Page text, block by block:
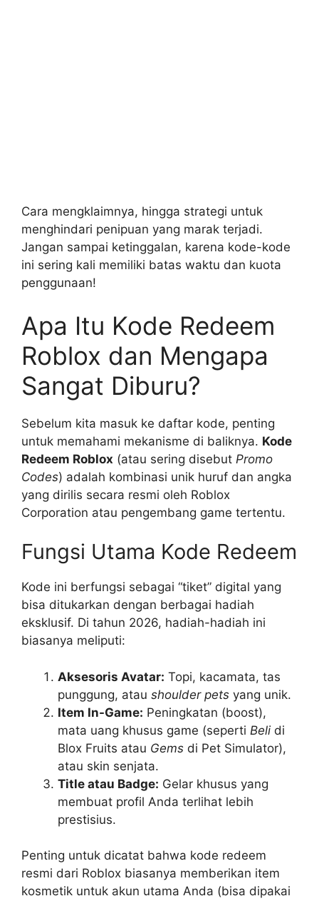
Cara mengklaimnya, hingga strategi untuk
menghindari penipuan yang marak terjadi.
Jangan sampai ketinggalan, karena kode-kode
ini sering kali memiliki batas waktu dan kuota
penggunaan!
Apa Itu Kode Redeem
Roblox dan Mengapa
Sangat Diburu?
Sebelum kita masuk ke daftar kode, penting
untuk memahami mekanisme di baliknya. Kode
Redeem Roblox (atau sering disebut Promo
Codes) adalah kombinasi unik huruf dan angka
yang dirilis secara resmi oleh Roblox
Corporation atau pengembang game tertentu.
Fungsi Utama Kode Redeem
Kode ini berfungsi sebagai “tiket” digital yang
bisa ditukarkan dengan berbagai hadiah
eksklusif. Di tahun 2026, hadiah-hadiah ini
biasanya meliputi:
Aksesoris Avatar: Topi, kacamata, tas
punggung, atau shoulder pets yang unik.
Item In-Game: Peningkatan (boost),
mata uang khusus game (seperti Beli di
Blox Fruits atau Gems di Pet Simulator),
atau skin senjata.
Title atau Badge: Gelar khusus yang
membuat profil Anda terlihat lebih
prestisius.
Penting untuk dicatat bahwa kode redeem
resmi dari Roblox biasanya memberikan item
kosmetik untuk akun utama Anda (bisa dipakai